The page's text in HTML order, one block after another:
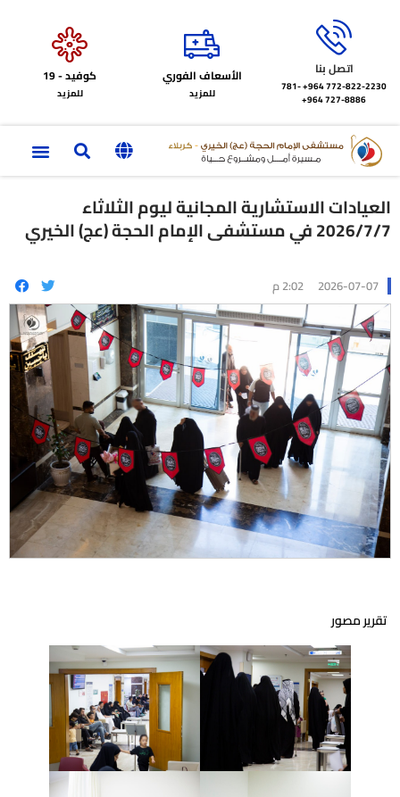
اتصل بنا
772-822-2230‏ 964+
781-
727-8886 964+
الأسعاف الفوري
للمزيد
كوفيد - 19
للمزيد
العيادات الاستشارية المجانية ليوم الثلاثاء
2026/7/7 في مستشفى الإمام الحجة (عج) الخيري
2026-07-07 2:02 م
تقرير مصور